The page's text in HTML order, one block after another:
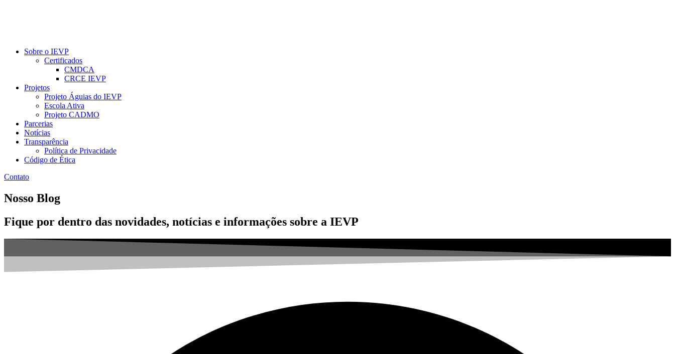
Sobre o IEVP
Certificados
CMDCA
CRCE IEVP
Projetos
Projeto Águias do IEVP
Escola Ativa
Projeto CADMO
Parcerias
Notícias
Transparência
Política de Privacidade
Código de Ética
Contato
Nosso Blog
Fique por dentro das novidades, notícias e informações sobre a IEVP